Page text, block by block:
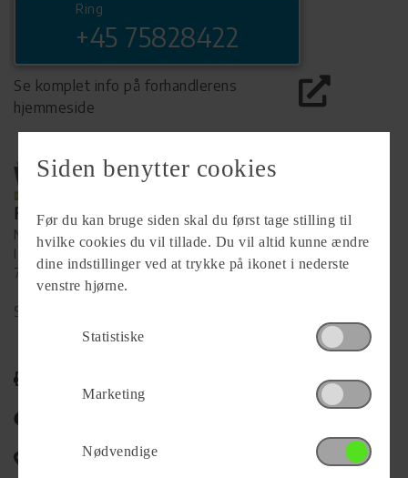
Ring
+45 75828422
Se komplet info på forhandlerens
hjemmeside
Forhandler
Ny Vejle Caravan A/S
Isabellahøj 6
7100 Vejle
Se alle
Campingvognens placering
Siden benytter cookies
Før du kan bruge siden skal du først tage stilling til
hvilke cookies du vil tillade. Du vil altid kunne ændre
dine indstillinger ved at trykke på ikonet i nederste
venstre hjørne.
Statistiske
Marketing
Nødvendige